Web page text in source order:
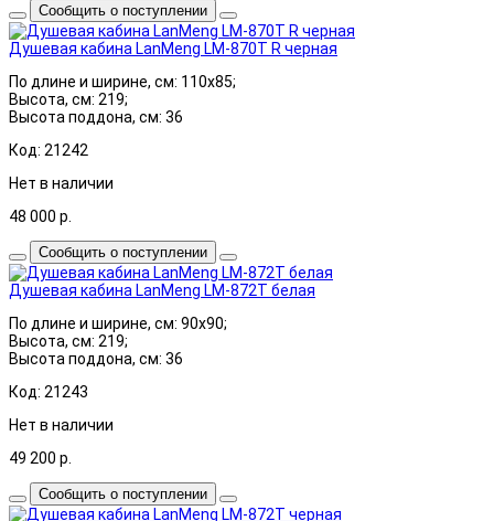
Сообщить о поступлении
Душевая кабина LanMeng LM-870T R черная
По длине и ширине, см: 110x85;
Высота, см: 219;
Высота поддона, см: 36
Код: 21242
Нет в наличии
48 000 р.
Сообщить о поступлении
Душевая кабина LanMeng LM-872T белая
По длине и ширине, см: 90x90;
Высота, см: 219;
Высота поддона, см: 36
Код: 21243
Нет в наличии
49 200 р.
Сообщить о поступлении